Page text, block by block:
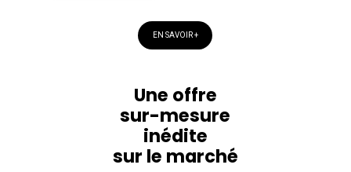
EN SAVOIR +
Une offre
sur-mesure
inédite
sur le marché